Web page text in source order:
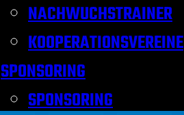
NACHWUCHSTRAINER
KOOPERATIONSVEREINE
SPONSORING
SPONSORING